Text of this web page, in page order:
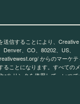
送信することにより、
Denver、CO、80202、US、
からのマーケ
ることになります。すべての
リンクを使用して、いつ